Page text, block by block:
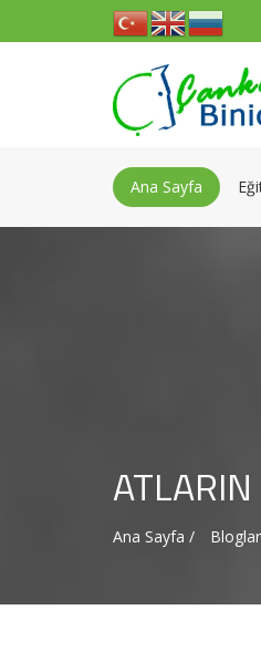
Ana Sayfa
Ana Sayfa /